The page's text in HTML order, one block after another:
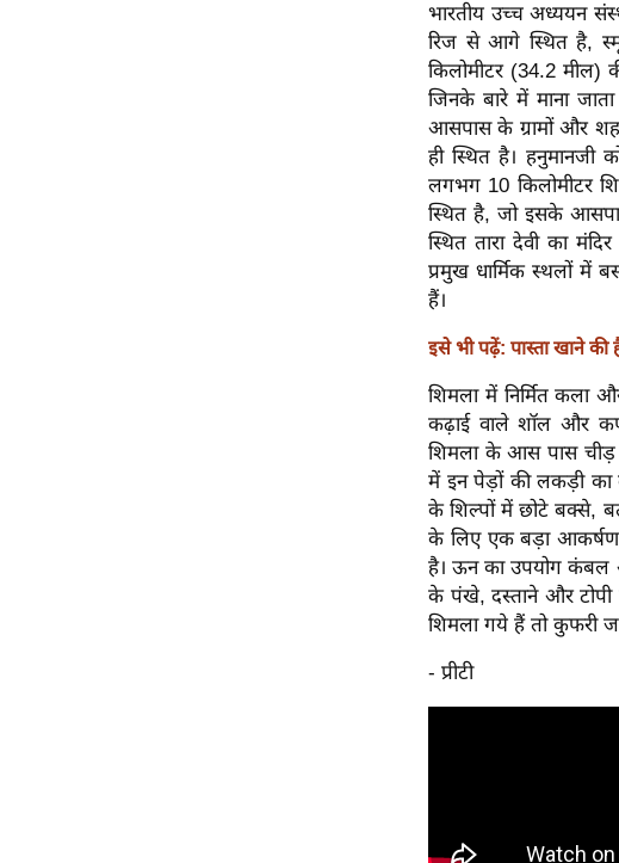
भारतीय उच्च अध्ययन
रिज से आगे स्थित है,
किलोमीटर (34.2 मील)
जिनके बारे में माना
आसपास के ग्रामों और
ही स्थित है। हनुमानजी
लगभग 10 किलोमीटर
स्थित है, जो इसके
स्थित तारा देवी का
प्रमुख धार्मिक स्थलों में
हैं।
इसे भी पढ़ें: पास्ता खाने की
शिमला में निर्मित कला
कढ़ाई वाले शॉल और
शिमला के आस पास चीड़
में इन पेड़ों की लकड़ी का
के शिल्पों में छोटे बक्से,
के लिए एक बड़ा आकर्षण
है। ऊन का उपयोग कंबल
के पंखे, दस्ताने और टोपी
शिमला गये हैं तो कुफरी
- प्रीटी